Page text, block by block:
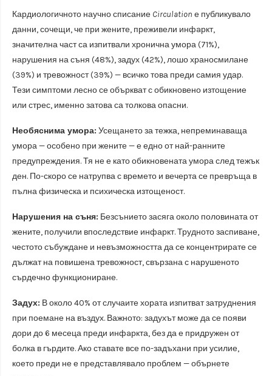
Кардиологичното научно списание Circulation е публикувало
данни, сочещи, че при жените, преживели инфaркт,
значителна част са изпитвали хронична умора (71%),
нарушения на съня (48%), задух (42%), лошо храносмилане
(39%) и тревожност (39%) — всичко това преди самия удар.
Тези симптоми лесно се объркват с обикновено изтощение
или стрес, именно затова са толкова опасни.
Необяснима умора: Усещането за тежка, непреминаваща
умора — особено при жените — е едно от най-ранните
предупреждения. Тя не е като обикновената умора след тежък
ден. По-скоро се натрупва с времето и вечерта се превръща в
пълна физическа и психическа изтощеност.
Нарушения на съня: Безсънието засяга около половината от
жените, получили впоследствие инфаркт. Трудното заспиване,
честото събуждане и невъзможността да се концентрирате се
дължат на повишена тревожност, свързана с нарушеното
сърдечно функциониране.
Задух: В около 40% от случаите хората изпитват затруднения
при поемане на въздух. Важното: задухът може да се появи
дори до 6 месеца преди инфaркта, без да е придружен от
болка в гърдите. Ако ставате все по-задъхани при усилие,
което преди не е представлявало проблем — обърнете